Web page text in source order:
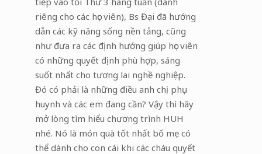
riêng cho các học viên), Bs Đại đã hướng
dẫn các kỹ năng sống nền tảng, cũng
như đưa ra các định hướng giúp học viên
có những quyết định phù hợp, sáng
suốt nhất cho tương lai nghề nghiệp.
Đó có phải là những điều anh chị phụ
huynh và các em đang cần? Vậy thì hãy
mở lòng tìm hiểu chương trình HUH
nhé. Nó là món quà tốt nhất bố mẹ có
thể dành cho con cái khi các cháu quyết